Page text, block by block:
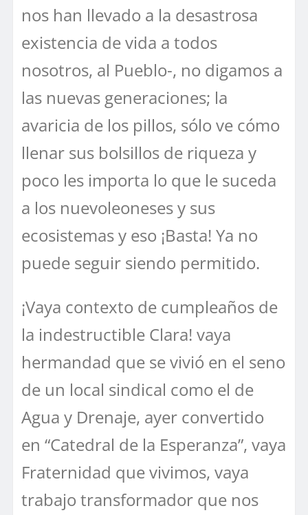
nos han llevado a la desastrosa
existencia de vida a todos
nosotros, al Pueblo-, no digamos a
las nuevas generaciones; la
avaricia de los pillos, sólo ve cómo
llenar sus bolsillos de riqueza y
poco les importa lo que le suceda
a los nuevoleoneses y sus
ecosistemas y eso ¡Basta! Ya no
puede seguir siendo permitido.
¡Vaya contexto de cumpleaños de
la indestructible Clara! vaya
hermandad que se vivió en el seno
de un local sindical como el de
Agua y Drenaje, ayer convertido
en “Catedral de la Esperanza”, vaya
Fraternidad que vivimos, vaya
trabajo transformador que nos